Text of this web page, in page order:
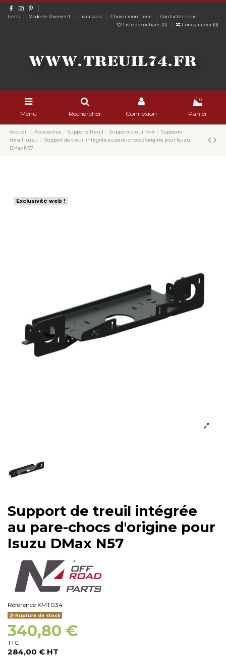
Liens Mode de Paiement Livraisons Choisir mon treuil
Contactez-nous
Liste de souhaits (0) Comparateur (0)
Menu Rechercher Connexion
0
Panier
Accueil Accessoires Supports Treuil Supports treuil 4x4
Supports
treuil Isuzu
Support de treuil intégrée au pare-chocs d'origine pour Isuzu
DMax N57
Exclusivité web !
Support de treuil intégrée
au pare-chocs d'origine pour
Isuzu DMax N57
Référence KMT034
Rupture de stock
340,80 €
TTC
284,00 € HT